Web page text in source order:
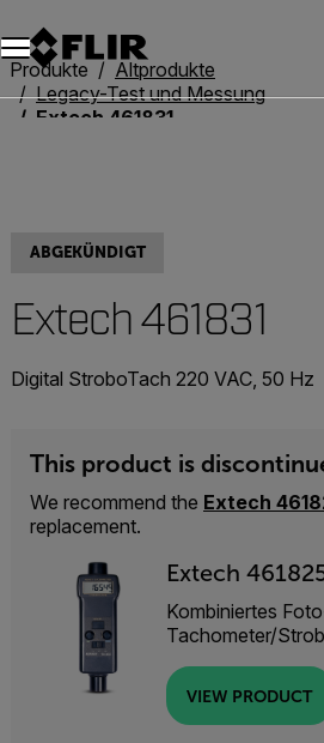
Unread messages
Modell
Entfernen
Elemente
Element
In den Warenkorb
Im Warenkorb
Produkte
Altprodukte
Legacy-Test und Messung
Extech 461831
ABGEKÜNDIGT
Extech 461831
Digital StroboTach 220 VAC, 50 Hz
This product is
We recommend the Extech
replacement.
Extech
Kombiniertes
Tachometer/
VIEW PRODUCT